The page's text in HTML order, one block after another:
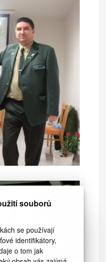
souborů
se používají
identifikátory,
o tom jak